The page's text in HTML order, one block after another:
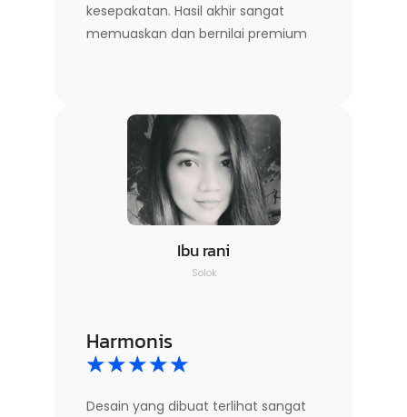
kesepakatan. Hasil akhir sangat
memuaskan dan bernilai premium
Ibu rani
Solok
Harmonis
☆☆☆☆☆
Desain yang dibuat terlihat sangat